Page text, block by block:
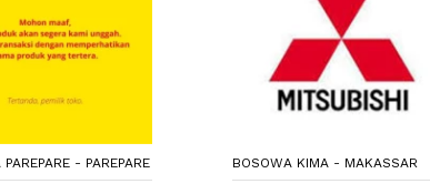
- PAREPARE BOSOWA KIMA - MAKASSAR